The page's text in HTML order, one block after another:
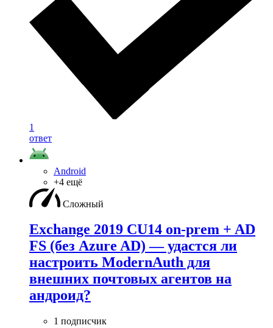
1
ответ
Android
+4 ещё
Сложный
Exchange 2019 CU14 on-prem + AD
FS (без Azure AD) — удаcтся ли
настроить ModernAuth для
внешних почтовых агентов на
андроид?
1 подписчик